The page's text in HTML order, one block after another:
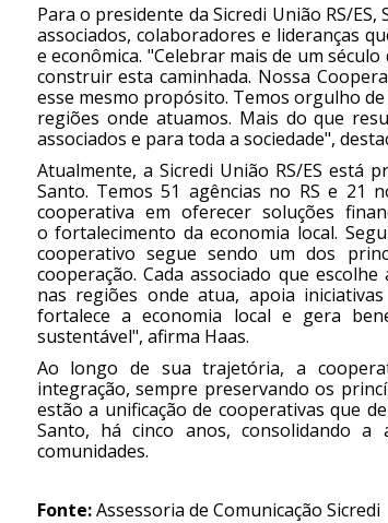
Para o presidente da Sicredi União RS/
associados, colaboradores e lideranças
e econômica. "Celebrar mais de um
construir esta caminhada. Nossa
esse mesmo propósito. Temos orgulho
regiões onde atuamos. Mais do que
associados e para toda a sociedade",
Atualmente, a Sicredi União RS/ES está
Santo. Temos 51 agências no RS e 21
cooperativa em oferecer soluções
o fortalecimento da economia local.
cooperativo segue sendo um dos
cooperação. Cada associado que
nas regiões onde atua, apoia
fortalece a economia local e gera
sustentável", afirma Haas.
Ao longo de sua trajetória, a
integração, sempre preservando os
estão a unificação de cooperativas que
Santo, há cinco anos, consolidando a
comunidades.
Fonte:Assessoria de Comunicação Sicredi